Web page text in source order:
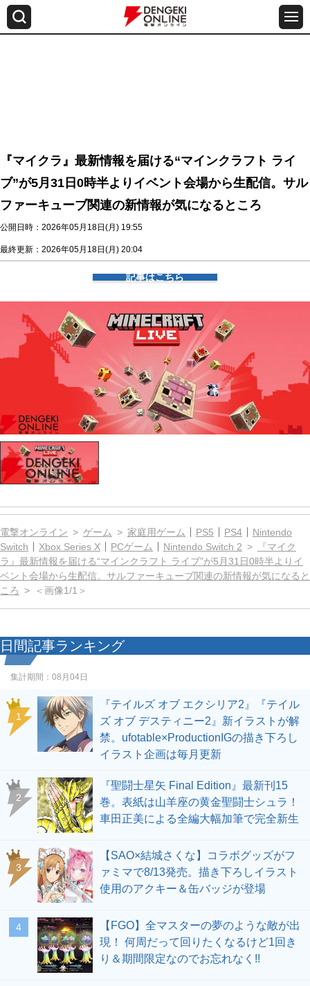
『マイクラ』最新情報を届ける“マインクラフト ライ
ブ”が5月31日0時半よりイベント会場から生配信。サル
ファーキューブ関連の新情報が気になるところ
公開日時：2026年05月18日(月) 19:55
最終更新：2026年05月18日(月) 20:04
記事はこちら
電撃オンライン ゲーム 家庭用ゲーム PS5 PS4
Nintendo
Switch
Xbox Series X PCゲーム Nintendo Switch 2
『マイク
ラ』最新情報を届ける“マインクラフト ライブ”が5月31日0時半よりイ
ベント会場から生配信。サルファーキューブ関連の新情報が気になると
ころ
＜画像1/1＞
日間記事ランキング
集計期間： 08月04日
1
『テイルズ オブ エクシリア2』『テイル
ズ オブ デスティニー2』新イラストが解
禁。ufotable×ProductionIGの描き下ろし
イラスト企画は毎月更新
2
『聖闘士星矢 Final Edition』最新刊15
巻。表紙は山羊座の黄金聖闘士シュラ！
車田正美による全編大幅加筆で完全新生
3
【SAO×結城さくな】コラボグッズがフ
ァミマで8/13発売。描き下ろしイラスト
使用のアクキー＆缶バッジが登場
4
【FGO】全マスターの夢のような敵が出
現！ 何周だって回りたくなるけど1回き
り＆期間限定なのでお忘れなく!!